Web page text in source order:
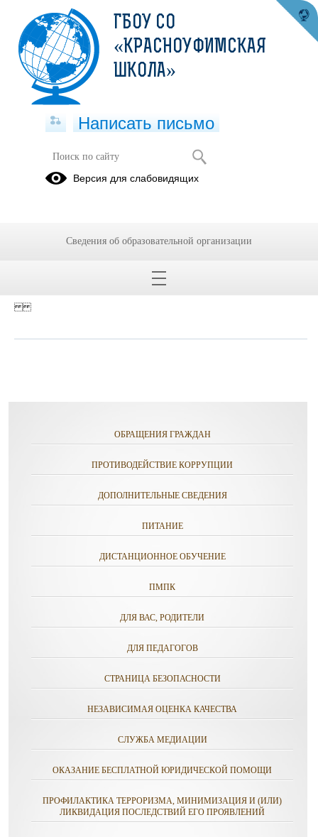
Доп.согл
20 марта 2024
ОБРАЩЕНИЯ ГРАЖДАН
ПРОТИВОДЕЙСТВИЕ КОРРУПЦИИ
ДОПОЛНИТЕЛЬНЫЕ СВЕДЕНИЯ
ПИТАНИЕ
ДИСТАНЦИОННОЕ ОБУЧЕНИЕ
ПМПК
ДЛЯ ВАС, РОДИТЕЛИ
ДЛЯ ПЕДАГОГОВ
СТРАНИЦА БЕЗОПАСНОСТИ
НЕЗАВИСИМАЯ ОЦЕНКА КАЧЕСТВА
СЛУЖБА МЕДИАЦИИ
ОКАЗАНИЕ БЕСПЛАТНОЙ ЮРИДИЧЕСКОЙ ПОМОЩИ
ПРОФИЛАКТИКА ТЕРРОРИЗМА, МИНИМИЗАЦИЯ И (ИЛИ)
ЛИКВИДАЦИЯ ПОСЛЕДСТВИЙ ЕГО ПРОЯВЛЕНИЙ
ГБОУ СО
«КРАСНОУФИМСКАЯ
ШКОЛА»
Написать письмо
Версия для слабовидящих
Сведения об образовательной организации